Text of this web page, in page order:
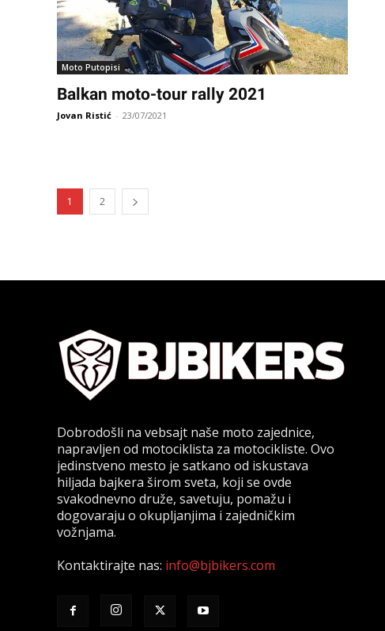
Moto Putopisi
Balkan moto-tour rally 2021
Jovan Ristić - 23/07/2021
1 2
Dobrodošli na vebsajt naše moto zajednice,
napravljen od motociklista za motocikliste. Ovo
jedinstveno mesto je satkano od iskustava
hiljada bajkera širom sveta, koji se ovde
svakodnevno druže, savetuju, pomažu i
dogovaraju o okupljanjima i zajedničkim
vožnjama.
Kontaktirajte nas: info@bjbikers.com